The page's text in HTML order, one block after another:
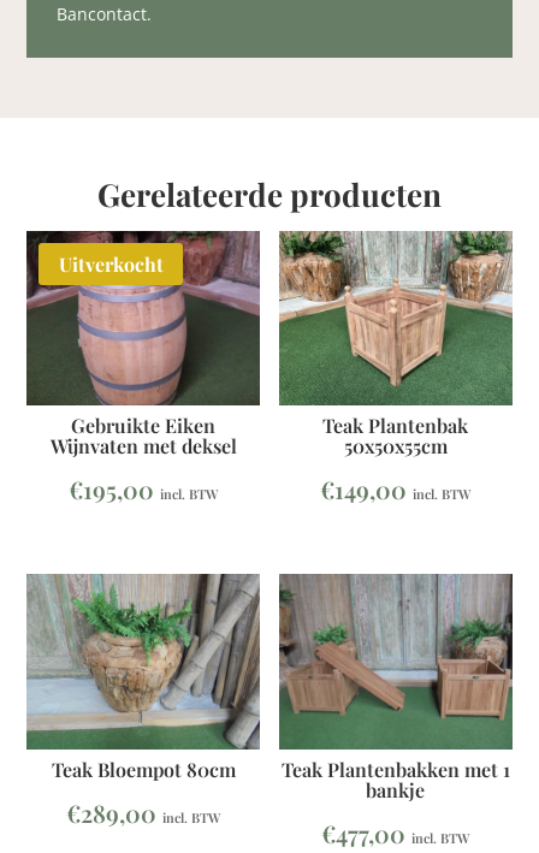
Bancontact.
Gerelateerde producten
Uitverkocht
Gebruikte Eiken
Wijnvaten met deksel
€195,00 incl. BTW
Teak Plantenbak
50x50x55cm
€149,00 incl. BTW
Teak Bloempot 80cm
€289,00 incl. BTW
Teak Plantenbakken met 1
bankje
€477,00 incl. BTW